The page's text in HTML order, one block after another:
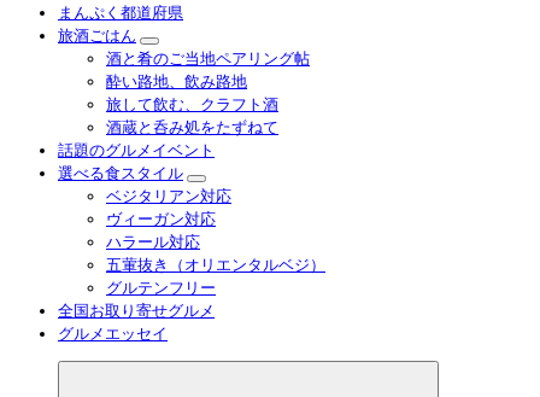
まんぷく都道府県
旅酒ごはん
酒と肴のご当地ペアリング帖
酔い路地、飲み路地
旅して飲む、クラフト酒
酒蔵と呑み処をたずねて
話題のグルメイベント
選べる食スタイル
ベジタリアン対応
ヴィーガン対応
ハラール対応
五葷抜き（オリエンタルベジ）
グルテンフリー
全国お取り寄せグルメ
グルメエッセイ